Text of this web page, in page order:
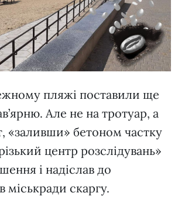
пляжі поставили ще
Але не на тротуар, а
«заливши» бетоном частку
центр розслідувань»
і надіслав до
міськради скаргу.